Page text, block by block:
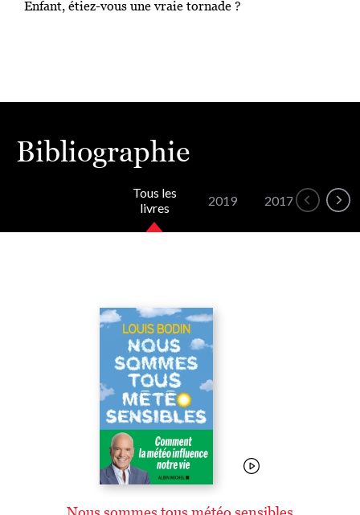
Enfant, étiez-vous une vraie tornade ?
Bibliographie
Tous les
livres
2019 2017 2015